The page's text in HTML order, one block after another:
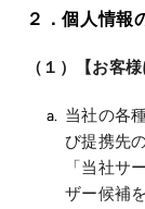
２．個人情報
（１）【お客
当社の各
び提携先
「当社サ
ザー候補